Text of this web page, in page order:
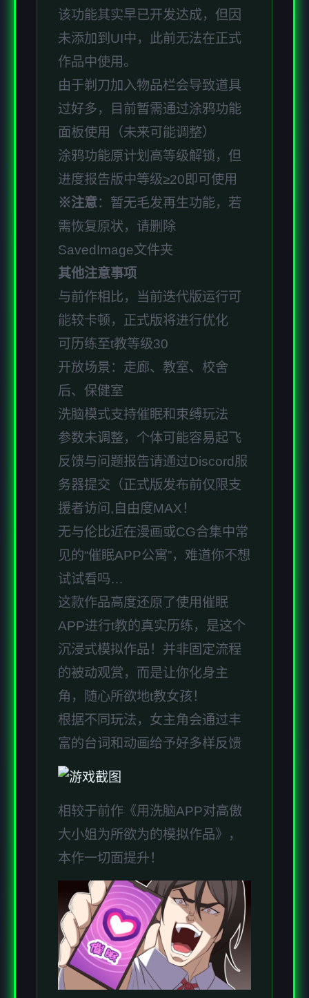
该功能其实早已开发达成，但因
未添加到UI中，此前无法在正式
作品中使用。
由于剃刀加入物品栏会导致道具
过好多，目前暂需通过涂鸦功能
面板使用（未来可能调整）
涂鸦功能原计划高等级解锁，但
进度报告版中等级≥20即可使用
※注意：暂无毛发再生功能，若
需恢复原状，请删除
SavedImage文件夹
其他注意事项
与前作相比，当前迭代版运行可
能较卡顿，正式版将进行优化
可历练至t教等级30
开放场景：走廊、教室、校舍
后、保健室
洗脑模式支持催眠和束缚玩法
参数未调整，个体可能容易起飞
反馈与问题报告请通过Discord服
务器提交（正式版发布前仅限支
援者访问,自由度MAX！
无与伦比近在漫画或CG合集中常
见的“催眠APP公寓”，难道你不想
试试看吗…
这款作品高度还原了使用催眠
APP进行t教的真实历练，是这个
沉浸式模拟作品！并非固定流程
的被动观赏，而是让你化身主
角，随心所欲地t教女孩！
根据不同玩法，女主角会通过丰
富的台词和动画给予好多样反馈
相较于前作《用洗脑APP对高傲
大小姐为所欲为的模拟作品》，
本作一切面提升！